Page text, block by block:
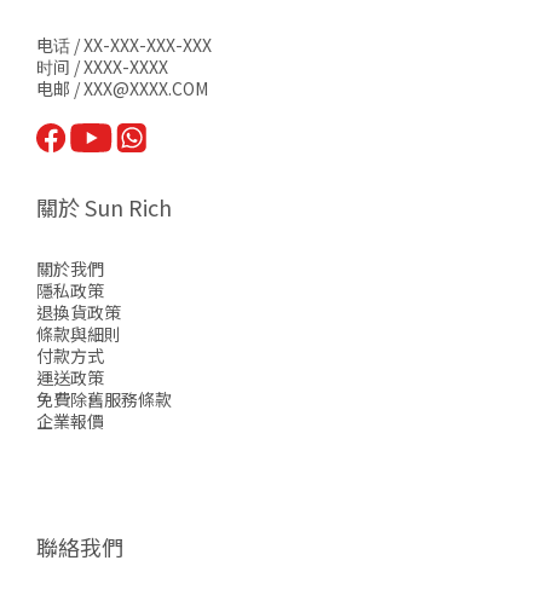
电话 / XX-XXX-XXX-XXX
时间 / XXXX-XXXX
电邮 / XXX@XXXX.COM
關於 Sun Rich
關於我們
隱私政策
退換貨政策
條款與細則
付款方式
運送政策
免費除舊服務條款
企業報價
聯絡我們